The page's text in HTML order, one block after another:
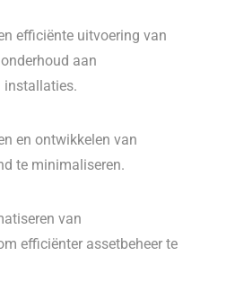
efficiënte uitvoering van
aan
installaties.
en ontwikkelen van
te minimaliseren.
van
efficiënter assetbeheer te